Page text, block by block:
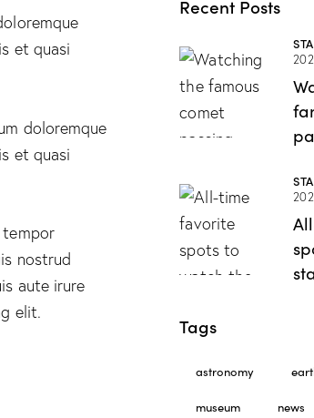
et quasi
doloremque
et quasi
nostrud
aute irure
elit.
Recent Posts
Tags
astronomy
museum news